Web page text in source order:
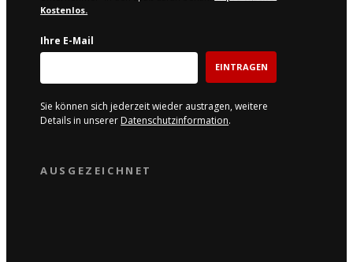
Kostenlos.
Ihre E-Mail
EINTRAGEN
Sie können sich jederzeit wieder austragen, weitere
Details in unserer Datenschutzinformation.
AUSGEZEICHNET